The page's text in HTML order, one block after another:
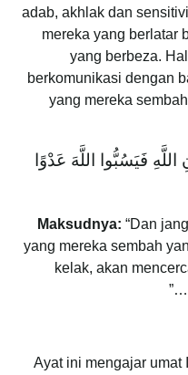
adab, akhlak dan
mereka yang berlatar
yang berbeza.
berkomunikasi dengan
yang mereka
فَيَسُبُّوا اللَّهَ عَدْوًا
Maksudnya: “Dan
yang mereka sembah
kelak, akan
Ayat ini mengajar umat